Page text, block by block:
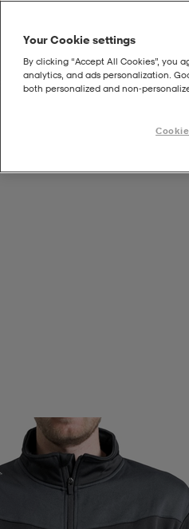
Your Cookie settings
By clicking “Accept All Cookies”, you
analytics, and ads personalization.
both personalized and